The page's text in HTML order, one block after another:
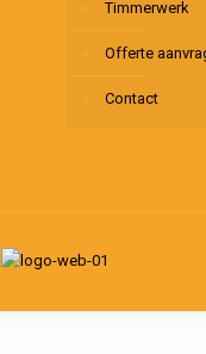
Timmerwerk
Offerte
Contact